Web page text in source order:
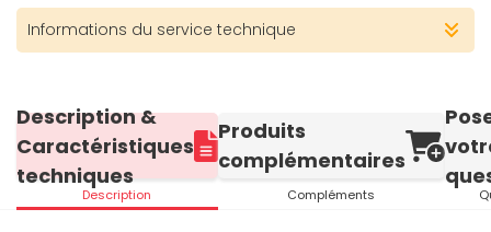
Informations du service technique
Description &
Caractéristiques
techniques
Description
Produits
complémentaires
Compléments